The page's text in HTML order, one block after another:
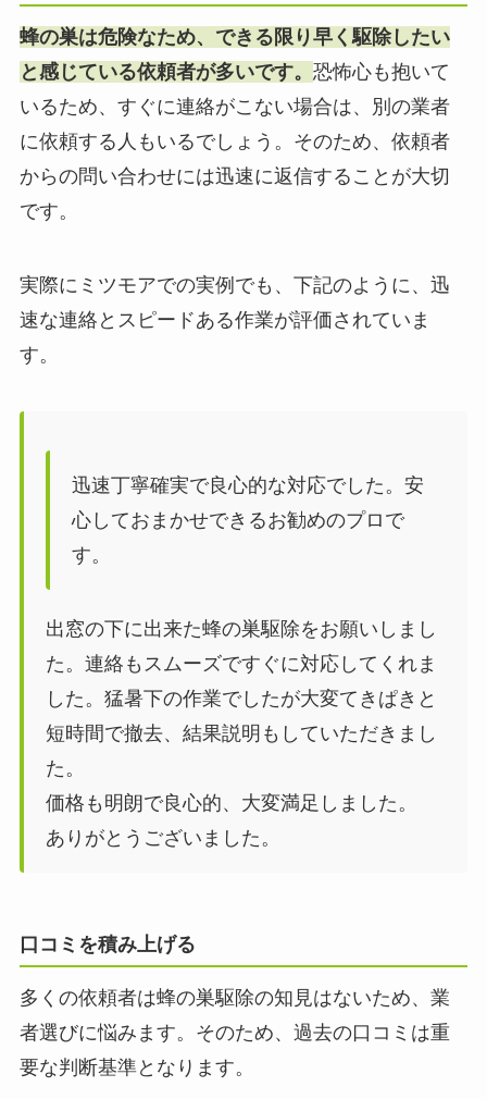
蜂の巣は危険なため、できる限り早く駆除したい
と感じている依頼者が多いです。 恐怖心も抱いて
いるため、すぐに連絡がこない場合は、別の業者
に依頼する人もいるでしょう。そのため、依頼者
からの問い合わせには迅速に返信することが大切
です。
実際にミツモアでの実例でも、下記のように、迅
速な連絡とスピードある作業が評価されていま
す。
迅速丁寧確実で良心的な対応でした。安
心しておまかせできるお勧めのプロで
す。
出窓の下に出来た蜂の巣駆除をお願いしまし
た。連絡もスムーズですぐに対応してくれま
した。猛暑下の作業でしたが大変てきぱきと
短時間で撤去、結果説明もしていただきまし
た。
価格も明朗で良心的、大変満足しました。
ありがとうございました。
口コミを積み上げる
多くの依頼者は蜂の巣駆除の知見はないため、業
者選びに悩みます。そのため、過去の口コミは重
要な判断基準となります。